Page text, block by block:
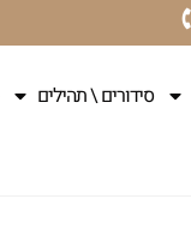
סידורים \ תהילים